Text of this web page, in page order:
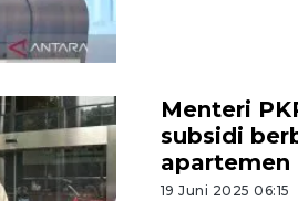
Menteri
subsidi
apartemen
19 Juni 2025 06:15
5